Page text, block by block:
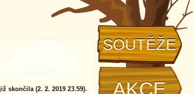
SOUTĚŽE
AKCE
skončila (2. 2. 2019 23.59).